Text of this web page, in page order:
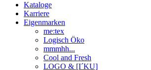
Kataloge
Karriere
Eigenmarken
me:tex
Logisch Öko
mmmhh...
Cool and Fresh
LOGO & [I´KU]